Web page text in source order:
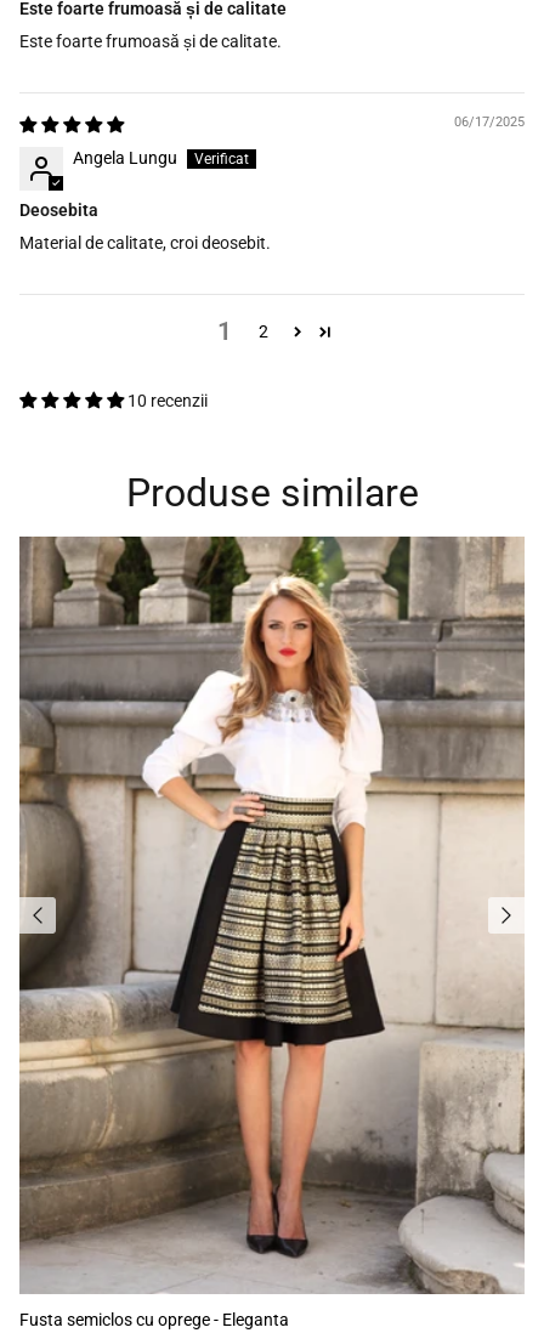
Este foarte frumoasă și de calitate
Este foarte frumoasă și de calitate.
06/17/2025
Angela Lungu
Deosebita
Material de calitate, croi deosebit.
1 2
10 recenzii
Produse similare
Fusta semiclos cu oprege - Eleganta